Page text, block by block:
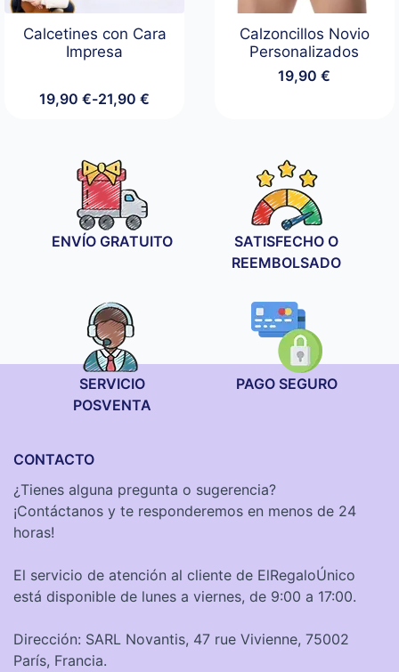
Calcetines con Cara
Impresa
19,90€-21,90€
Rango
desde
19,90 €
hasta
21,90 €
Calzoncillos Novio
Personalizados
19,90€
ENVÍO GRATUITO
SATISFECHO O
REEMBOLSADO
SERVICIO
POSVENTA
PAGO SEGURO
CONTACTO
¿Tienes alguna pregunta o sugerencia?
¡Contáctanos y te responderemos en menos de 24
horas!
El servicio de atención al cliente de ElRegaloÚnico
está disponible de lunes a viernes, de 9:00 a 17:00.
Dirección: SARL Novantis, 47 rue Vivienne, 75002
París, Francia.